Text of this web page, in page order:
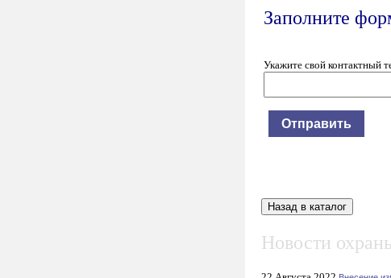
Заполните
Укажите свой контактный
Новости